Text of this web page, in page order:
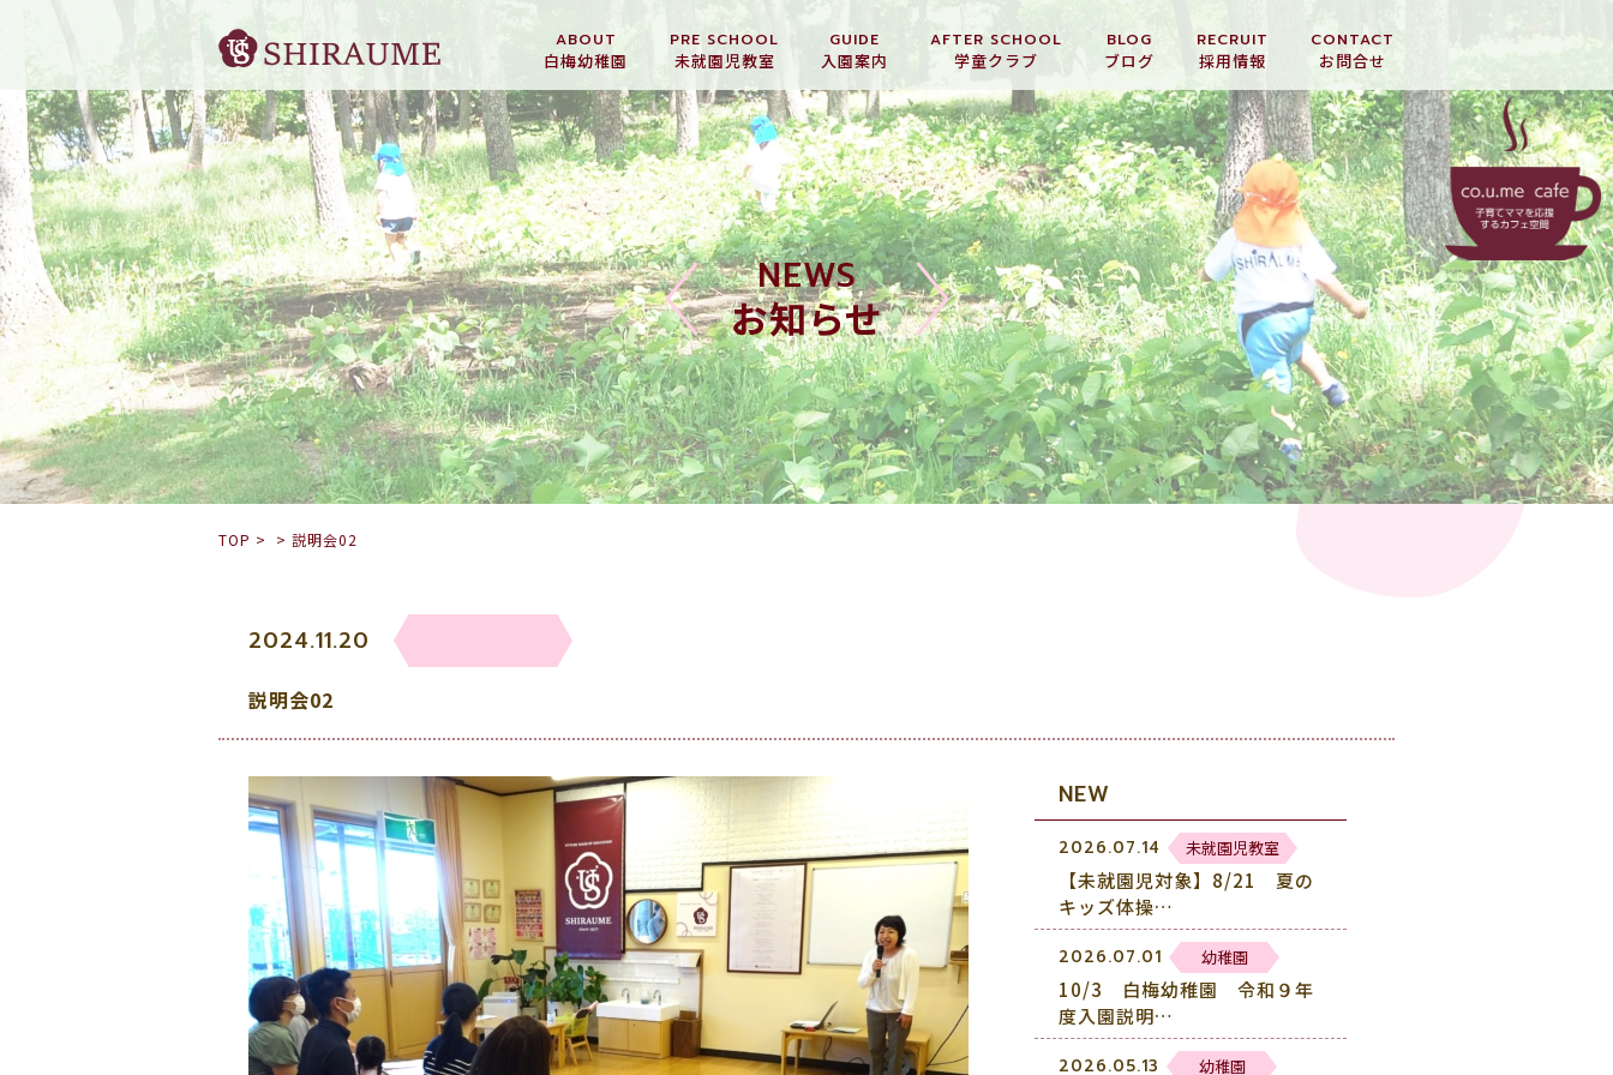
ABOUT
白梅幼稚園
PRE SCHOOL
未就園児教室
GUIDE
入園案内
AFTER SCHOOL
学童クラブ
BLOG
ブログ
RECRUIT
採用情報
CONTACT
お問合せ
NEWS
お知らせ
TOP > > 説明会02
2024.11.20
説明会02
NEW
2026.07.14 未就園児教室
【未就園児対象】8/21 夏の
キッズ体操…
2026.07.01 幼稚園
10/3 白梅幼稚園 令和９年
度入園説明…
2026.05.13 幼稚園